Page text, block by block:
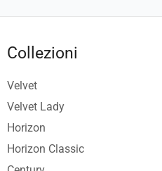
Collezioni
Velvet
Velvet Lady
Horizon
Horizon Classic